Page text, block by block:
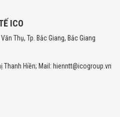
ICO
Thụ, Tp. Bắc Giang, Bắc Giang
Thanh Hiền; Mail: hienntt@icogroup.vn